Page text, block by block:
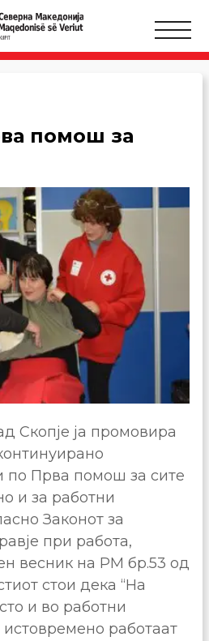
помош за
Скопје ја промовира
по Прва помош за сите
и за работни
Законот за
при работа,
весник на РМ бр.53 од
стои дека “На
и во работни
работаат